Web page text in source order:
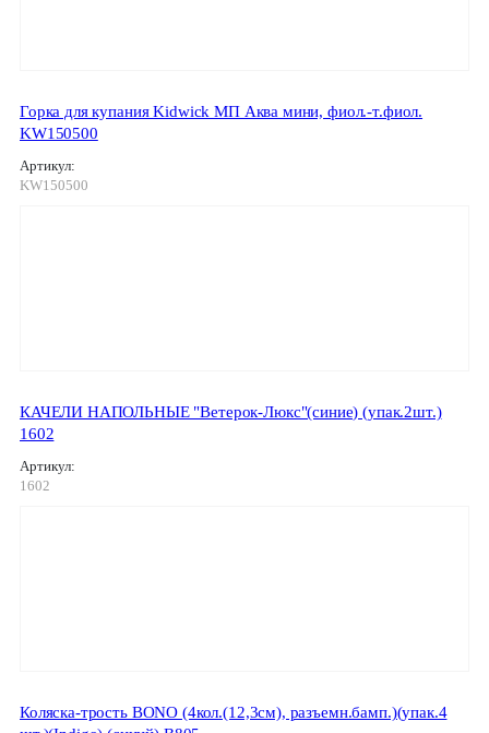
Горка для купания Kidwick МП Аква мини, фиол.-т.фиол.
KW150500
Артикул:
KW150500
КАЧЕЛИ НАПОЛЬНЫЕ "Ветерок-Люкс"(синие) (упак.2шт.)
1602
Артикул:
1602
Коляска-трость BONO (4кол.(12,3см), разъемн.бамп.)(упак.4